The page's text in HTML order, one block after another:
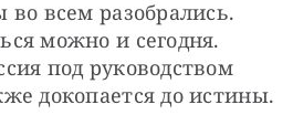
всем разобрались.
можно и сегодня.
под руководством